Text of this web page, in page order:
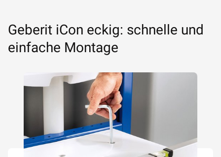
Geberit iCon eckig: schnelle und
einfache Montage